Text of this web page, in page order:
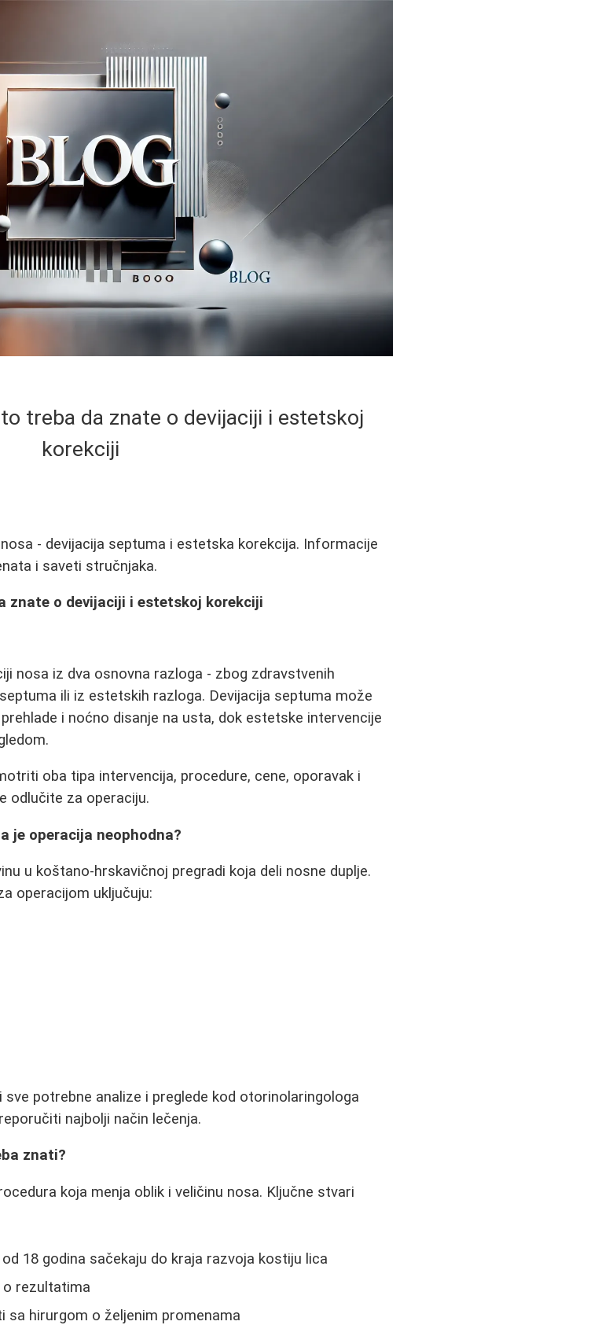
treba da znate o devijaciji i estetskoj
korekciji
- devijacija septuma i estetska korekcija. Informacije
i saveti stručnjaka.
znate o devijaciji i estetskoj korekciji
nosa iz dva osnovna razloga - zbog zdravstvenih
ili iz estetskih razloga. Devijacija septuma može
i noćno disanje na usta, dok estetske intervencije
oba tipa intervencija, procedure, cene, oporavak i
odlučite za operaciju.
je operacija neophodna?
u koštano-hrskavičnoj pregradi koja deli nosne duplje.
operacijom uključuju:
potrebne analize i preglede kod otorinolaringologa
najbolji način lečenja.
znati?
koja menja oblik i veličinu nosa. Ključne stvari
18 godina sačekaju do kraja razvoja kostiju lica
o rezultatima
sa hirurgom o željenim promenama